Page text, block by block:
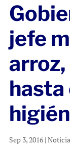
jefe
hasta
Sep 3, 2016|